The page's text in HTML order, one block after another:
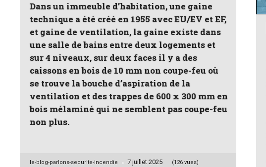
Dans un immeuble d’habitation, une gaine
technique a été créé en 1955 avec EU/EV et EF,
et gaine de ventilation, la gaine existe dans
une salle de bains entre deux logements et
sur 4 niveaux, sur deux faces il y a des
caissons en bois de 10 mm non coupe-feu où
se trouve la bouche d’aspiration de la
ventilation et des trappes de 600 x 300 mm en
bois mélaminé qui ne semblent pas coupe-feu
non plus.
Posted
le-blog-parlons-securite-incendie 7 juillet 2025 (126 vues)